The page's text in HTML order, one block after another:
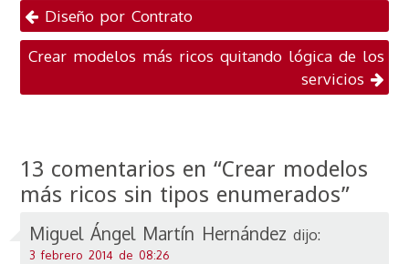
Navegación por
publicaciones
Diseño por Contrato
Crear modelos más ricos quitando lógica de los
servicios
13 comentarios en “Crear modelos
más ricos sin tipos enumerados”
Miguel Ángel Martín Hernández dijo:
3 febrero 2014 de 08:26